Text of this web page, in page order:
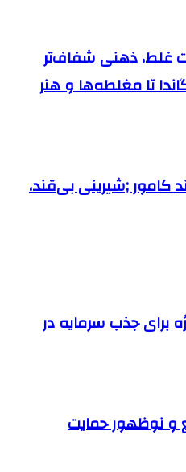
غلط، ذهنی شفاف‌تر
تا مغلطه‌ها و هنر
کامور ;شیرینی بی‌قند،
برای جذب سرمایه در
و نوظهور حمایت